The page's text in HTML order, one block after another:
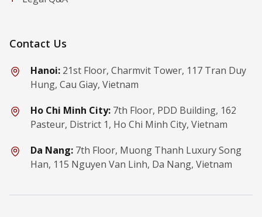
Contact Us
Hanoi: 21st Floor, Charmvit Tower, 117 Tran Duy
Hung, Cau Giay, Vietnam
Ho Chi Minh City: 7th Floor, PDD Building, 162
Pasteur, District 1, Ho Chi Minh City, Vietnam
Da Nang: 7th Floor, Muong Thanh Luxury Song
Han, 115 Nguyen Van Linh, Da Nang, Vietnam